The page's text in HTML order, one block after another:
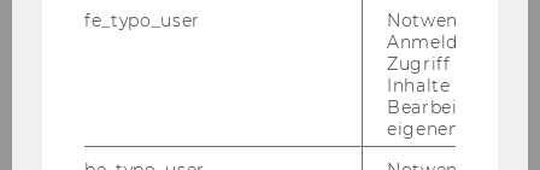
von Stu­die­ren­den in der Bi­blio­thek)“,
und in Abs 2 lit b der Aus­druck „Prü­
In §§ 3, 4, 5 und 6 wird der Aus­
druck „COVID-​19-
fe_typo_user
Notwendig für
Anmeldung und
Zugriff auf
Inhalte oder zur
Bearbeitung des
eigenen Profils.